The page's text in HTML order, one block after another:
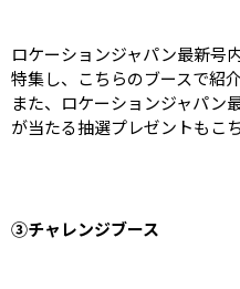
ロケーションジャパン最新号
特集し、こちらのブースで紹
また、ロケーションジャパン
が当たる抽選プレゼントもこ
③チャレンジブース